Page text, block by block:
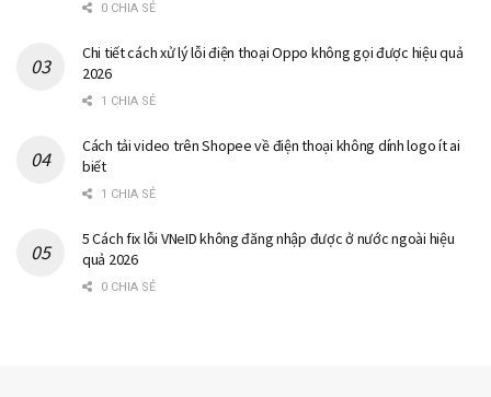
0 CHIA SẺ
Chi tiết cách xử lý lỗi điện thoại Oppo không gọi được hiệu quả
2026
1 CHIA SẺ
Cách tải video trên Shopee về điện thoại không dính logo ít ai
biết
1 CHIA SẺ
5 Cách fix lỗi VNeID không đăng nhập được ở nước ngoài hiệu
quả 2026
0 CHIA SẺ